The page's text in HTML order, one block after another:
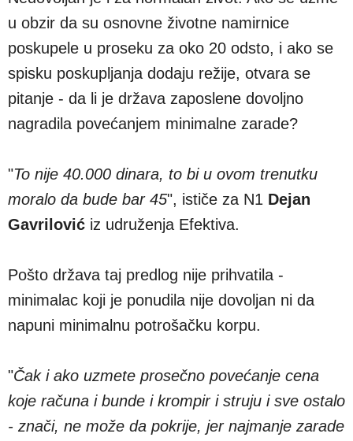
u obzir da su osnovne životne namirnice
poskupele u proseku za oko 20 odsto, i ako se
spisku poskupljanja dodaju režije, otvara se
pitanje - da li je država zaposlene dovoljno
nagradila povećanjem minimalne zarade?
"To nije 40.000 dinara, to bi u ovom trenutku
moralo da bude bar 45", ističe za N1 Dejan
Gavrilović iz udruženja Efektiva.
Pošto država taj predlog nije prihvatila -
minimalac koji je ponudila nije dovoljan ni da
napuni minimalnu potrošačku korpu.
"Čak i ako uzmete prosečno povećanje cena
koje računa i bunde i krompir i struju i sve ostalo
- znači, ne može da pokrije, jer najmanje zarade